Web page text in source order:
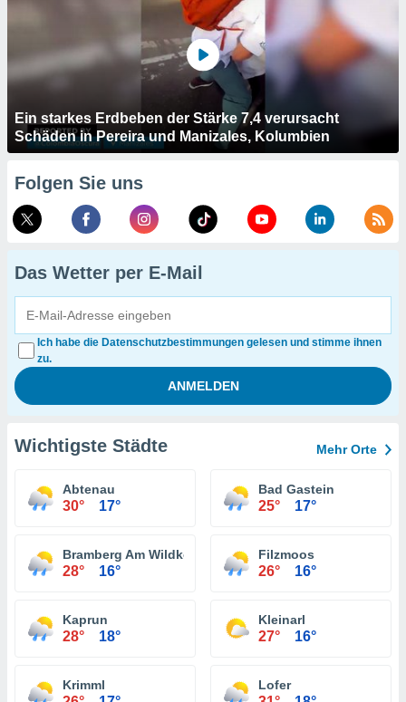
Ein starkes Erdbeben der Stärke 7,4 verursacht
Schäden in Pereira und Manizales, Kolumbien
Folgen Sie uns
Das Wetter per E-Mail
Ich habe die Datenschutzbestimmungen gelesen und stimme ihnen
zu.
Wichtigste Städte Mehr Orte
Abtenau
30° 17°
Bad Gastein
25° 17°
Bramberg Am Wildkogel
28° 16°
Filzmoos
26° 16°
Kaprun
28° 18°
Kleinarl
27° 16°
Krimml Lofer